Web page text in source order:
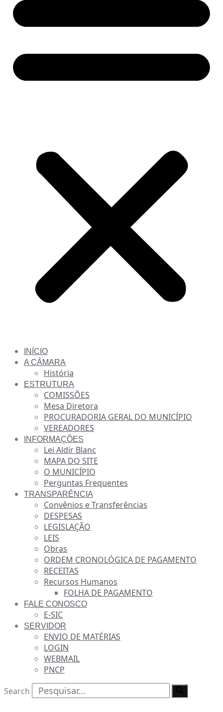
INÍCIO
A CÂMARA
História
ESTRUTURA
COMISSÕES
Mesa Diretora
PROCURADORIA GERAL DO MUNICÍPIO
VEREADORES
INFORMAÇÕES
Lei Aldir Blanc
MAPA DO SITE
O MUNICÍPIO
Perguntas Frequentes
TRANSPARÊNCIA
Convênios e Transferências
DESPESAS
LEGISLAÇÃO
LEIS
Obras
ORDEM CRONOLÓGICA DE PAGAMENTO
RECEITAS
Recursos Humanos
FOLHA DE PAGAMENTO
FALE CONOSCO
E-SIC
SERVIDOR
ENVIO DE MATÉRIAS
LOGIN
WEBMAIL
PNCP
Search